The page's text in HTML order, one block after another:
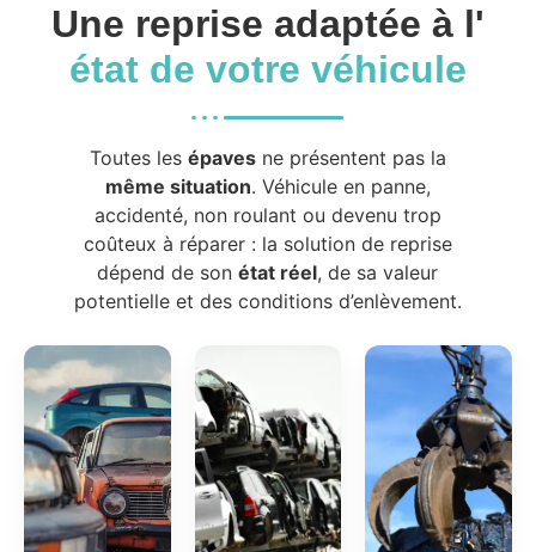
Une reprise adaptée à l'
état de votre véhicule
Toutes les épavesne présentent pas la
même situation. Véhicule en panne,
accidenté, non roulant ou devenu trop
coûteux à réparer : la solution de reprise
dépend de sonétat réel, de sa valeur
potentielle et des conditions d’enlèvement.